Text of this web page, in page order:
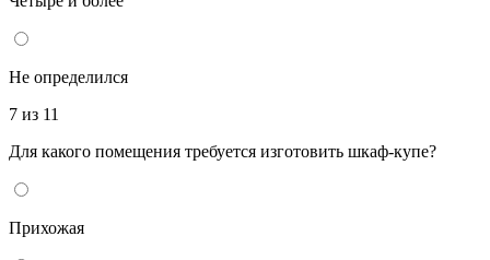
Не определился
7 из 11
Для какого помещения требуется изготовить шкаф-купе?
Прихожая